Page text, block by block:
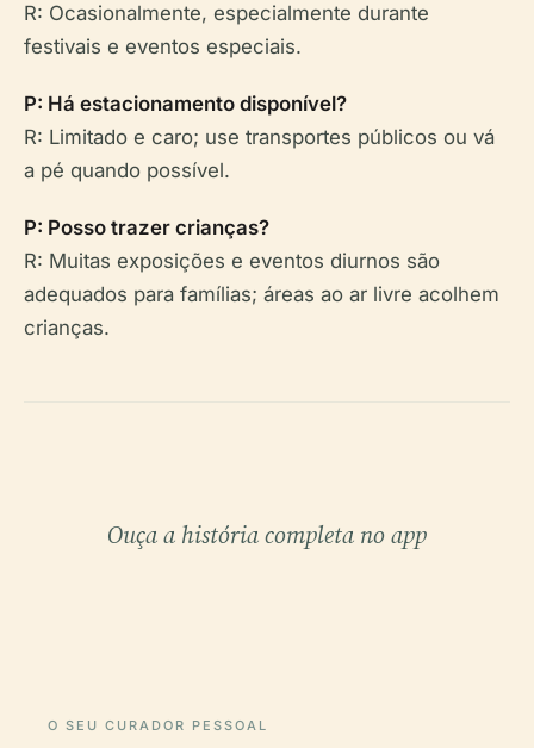
R: Ocasionalmente, especialmente durante
festivais e eventos especiais.
P: Há estacionamento disponível?
R: Limitado e caro; use transportes públicos ou vá
a pé quando possível.
P: Posso trazer crianças?
R: Muitas exposições e eventos diurnos são
adequados para famílias; áreas ao ar livre acolhem
crianças.
Ouça a história completa no app
O SEU CURADOR PESSOAL